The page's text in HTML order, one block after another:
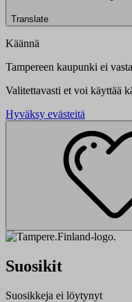
Translate
Käännä
Tampereen kaupunki ei
Valitettavasti et voi käyttää
Hyväksy evästeitä
Suosikit
Suosikkeja ei löytynyt